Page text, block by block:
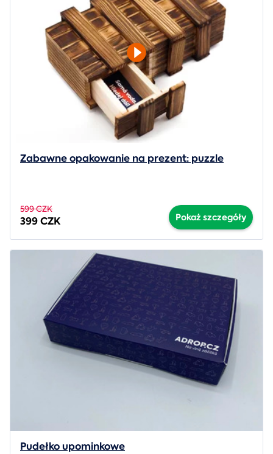
Zabawne opakowanie na prezent: puzzle
599 CZK
399 CZK Pokaż szczegóły
Pudełko upominkowe